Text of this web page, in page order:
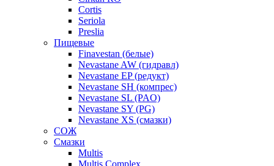
Cortis
Seriola
Preslia
Пищевые
Finavestan (белые)
Nevastane AW (гидравл)
Nevastane EP (редукт)
Nevastane SH (компрес)
Nevastane SL (PAO)
Nevastane SY (PG)
Nevastane XS (смазки)
СОЖ
Смазки
Multis
Multis Complex